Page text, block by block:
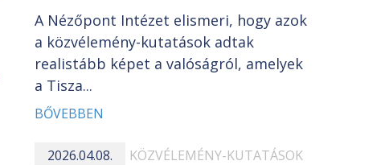
A Nézőpont Intézet elismeri, hogy azok
a közvélemény-kutatások adtak
realistább képet a valóságról, amelyek
a Tisza...
BŐVEBBEN
2026.04.08. KÖZVÉLEMÉNY-KUTATÁSOK